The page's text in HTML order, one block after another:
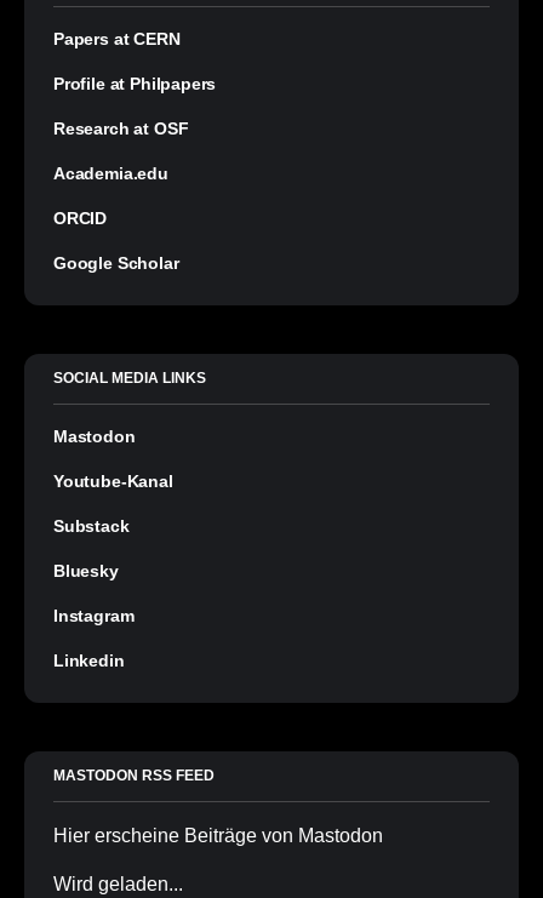
Papers at CERN
Profile at Philpapers
Research at OSF
Academia.edu
ORCID
Google Scholar
SOCIAL MEDIA LINKS
Mastodon
Youtube-Kanal
Substack
Bluesky
Instagram
Linkedin
MASTODON RSS FEED
Hier erscheine Beiträge von Mastodon
Wird geladen...